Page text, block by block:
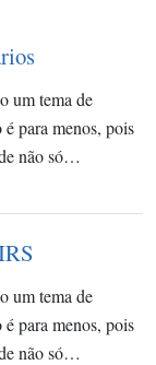
um tema de
para menos, pois
não só…
um tema de
para menos, pois
não só…